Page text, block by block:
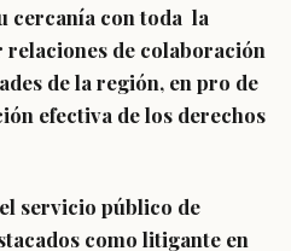
cercanía con toda la
relaciones de colaboración
de la región, en pro de
efectiva de los derechos
servicio público de
como litigante en